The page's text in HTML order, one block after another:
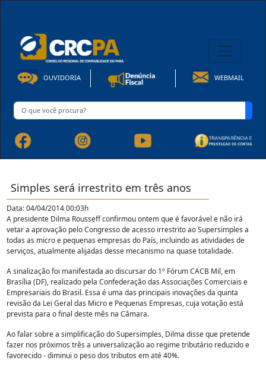
OUVIDORIA WEBMAIL
Simples será irrestrito em três anos
Data: 04/04/2014 00:03h
A presidente Dilma Rousseff confirmou ontem que é favorável e não irá
vetar a aprovação pelo Congresso de acesso irrestrito ao Supersimples a
todas as micro e pequenas empresas do País, incluindo as atividades de
serviços, atualmente alijadas desse mecanismo na quase totalidade.
A sinalização foi manifestada ao discursar do 1º Fórum CACB Mil, em
Brasília (DF), realizado pela Confederação das Associações Comerciais e
Empresariais do Brasil. Essa é uma das principais inovações da quinta
revisão da Lei Geral das Micro e Pequenas Empresas, cuja votação está
prevista para o final deste mês na Câmara.
Ao falar sobre a simplificação do Supersimples, Dilma disse que pretende
fazer nos próximos três a universalização ao regime tributário reduzido e
favorecido - diminui o peso dos tributos em até 40%.